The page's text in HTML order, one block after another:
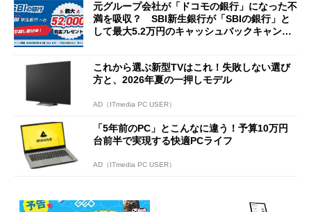
元グループ会社が「ドコモの銀行」になった不
満を吸収？ SBI新生銀行が「SBIの銀行」と
して最大5.2万円のキャッシュバックキャンペ
これから選ぶ新型TVはこれ！失敗しない選び
方と、2026年夏の一押しモデル
AD（ITmedia PC USER）
「5年前のPC」とこんなに違う！予算10万円
台前半で実現する快適PCライフ
AD（ITmedia PC USER）